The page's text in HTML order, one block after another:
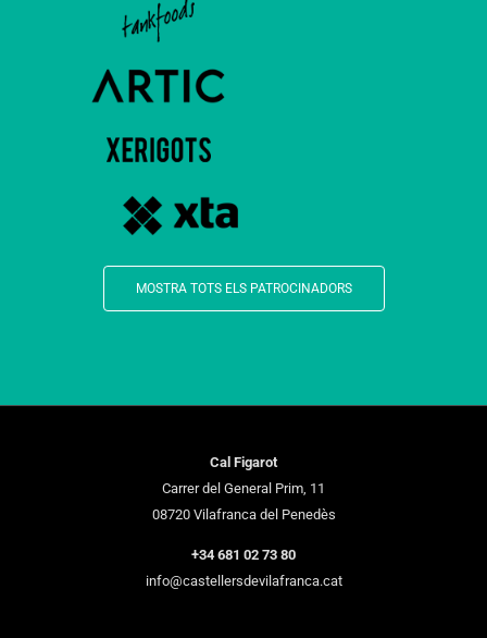
MOSTRA TOTS ELS PATROCINADORS
Cal Figarot
Carrer del General Prim, 11
08720 Vilafranca del Penedès
+34 681 02 73 80
info@castellersdevilafranca.cat